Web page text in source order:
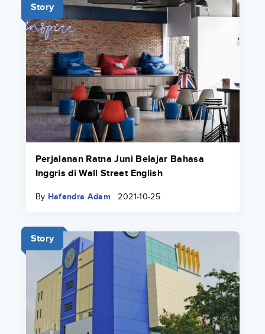
Story
Perjalanan Ratna Juni Belajar Bahasa
Inggris di Wall Street English
By Hafendra Adam 2021-10-25
Story